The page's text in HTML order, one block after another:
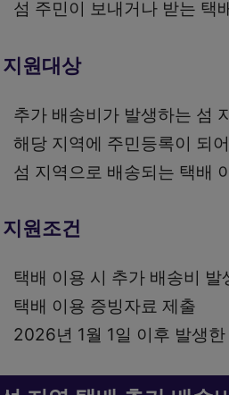
섬 주민이 보내거나 받는 택
지원대상
추가 배송비가 발생하는 섬
해당 지역에 주민등록이 되
섬 지역으로 배송되는 택배
지원조건
택배 이용 시 추가 배송비 발
택배 이용 증빙자료 제출
2026년 1월 1일 이후 발생한